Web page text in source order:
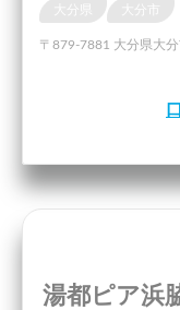
〒879-7881 大分県大
湯都ピア浜